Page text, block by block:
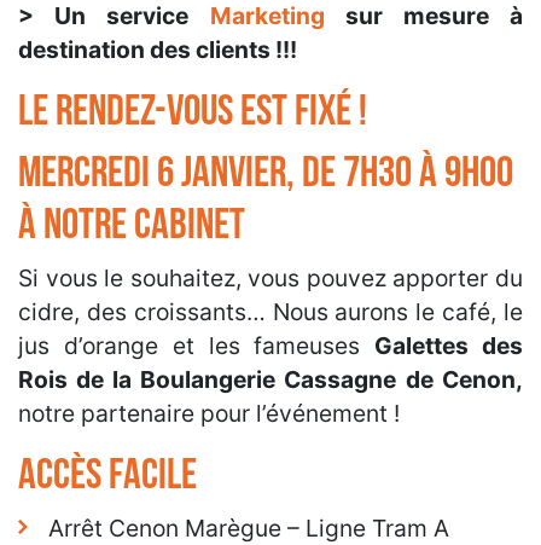
> Un service Marketing sur mesure à
destination des clients !!!
Le rendez-vous est fixé !
mercredi 6 janvier, de 7h30 à 9h00
à notre cabinet
Si vous le souhaitez, vous pouvez apporter du
cidre, des croissants… Nous aurons le café, le
jus d’orange et les fameuses Galettes des
Rois de la Boulangerie Cassagne de Cenon,
notre partenaire pour l’événement !
Accès facile
Arrêt Cenon Marègue – Ligne Tram A